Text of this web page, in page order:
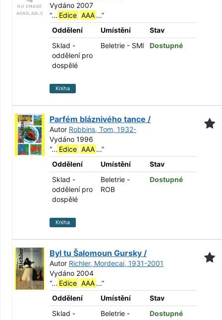
Vydáno 2007
“... Edice AAA ...”
Oddělení
Umístění
Stav
Sklad -
oddělení pro
dospělé
Beletrie - SMI Dostupné
Kniha
Parfém bláznivého tance /
Autor Robbins, Tom, 1932-
Vydáno 1996
“... Edice AAA ...”
Oddělení
Umístění
Stav
Sklad -
oddělení pro
dospělé
Beletrie -
ROB
Dostupné
Kniha
Byl tu Šalomoun Gursky /
Autor Richler, Mordecai, 1931-2001
Vydáno 2004
“... Edice AAA ...”
Oddělení
Umístění
Stav
Sklad -
Beletrie -
Dostupné